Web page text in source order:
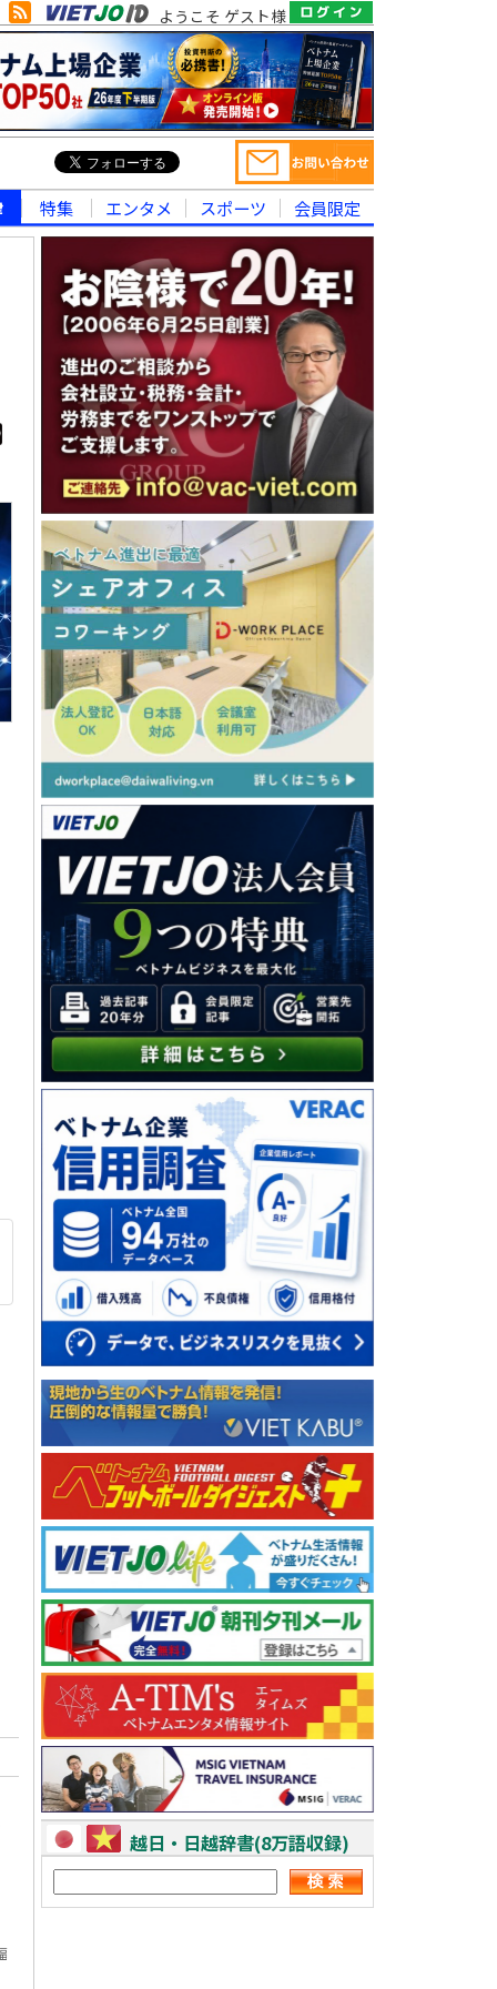
ようこそ ゲスト様
特集 エンタメ スポーツ 会員限定
越日・日越辞書(8万語収録)